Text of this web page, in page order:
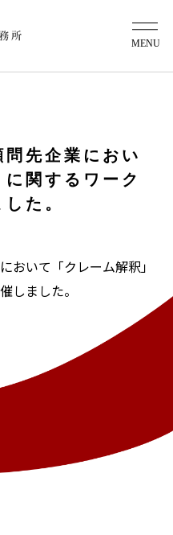
先企業におい
関するワーク
た。
おいて「クレーム解釈」
しました。